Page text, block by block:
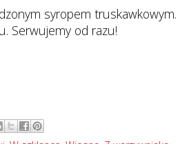
syropem
Serwujemy od razu!